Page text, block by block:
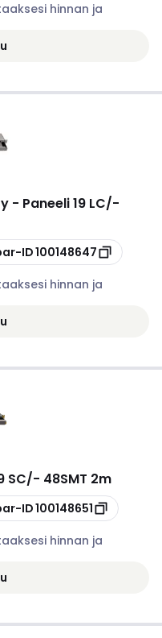
hinnan ja
- Paneeli 19 LC/-
ID100148647
hinnan ja
SC/- 48SMT 2m
ID100148651
hinnan ja